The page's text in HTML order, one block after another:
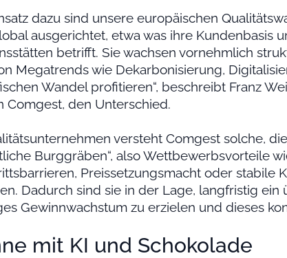
dazu sind unsere europäischen
ausgerichtet, etwa was ihre Kundenbasis
betrifft. Sie wachsen vornehmlich
Megatrends wie Dekarbonisierung,
Wandel profitieren“, beschreibt Franz
Comgest, den Unterschied.
versteht Comgest solche,
Burggräben“, also Wettbewerbsvorteile
Preissetzungsmacht oder stabile
Dadurch sind sie in der Lage, langfristig
Gewinnwachstum zu erzielen und dieses
mit KI und Schokolade